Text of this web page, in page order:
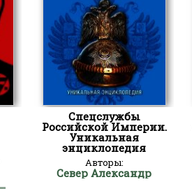
Спецслужбы
Российской Империи.
Уникальная
энциклопедия
Авторы:
Север Александр